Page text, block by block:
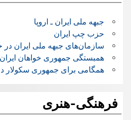
جبهه ملی ایران ـ اروپا
حزب چپ ایران
سازمان‌های جبهه ملی ایران در
همبستگی جمهوری خواهان ایران
همگامی برای جمهوری سکولار
فرهنگی-هنری